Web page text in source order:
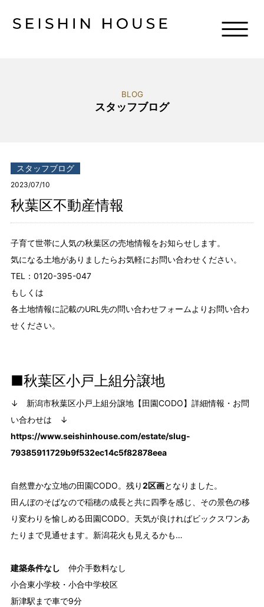
BLOG
スタッフブログ
スタッフブログ
2023/07/10
秋葉区不動産情報
子育て世帯に人気の秋葉区の売地情報をお知らせします。
気になる土地がありましたらお気軽にお問い合わせください。
TEL：0120-395-047
もしくは
各土地情報に記載のURL先の問い合わせフォームよりお問い合わ
せください。
■秋葉区小戸上組分譲地
↓ 新潟市秋葉区小戸上組分譲地【田園CODO】詳細情報・お問
い合わせは ↓
https://www.seishinhouse.com/estate/slug-
79385911729b9f532ec14c5f82878eea
自然豊かな立地の田園CODO。残り2区画となりました。
田んぼのそばなので稲穂の成長と共に四季を感じ、その景色の移
り変わりを愉しめる田園CODO。天気が良ければビックスワンあ
たりまで見通せます。新潟花火も見えるかも…
建築条件なし 仲介手数料なし
小合東小学校・小合中学校区
新津駅まで車で9分